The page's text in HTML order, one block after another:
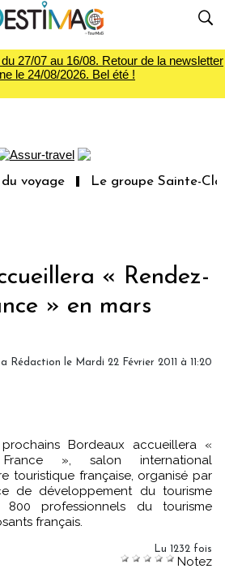
27/07 au 16/08. Retour de la newsletter
le 24/08/2026. Bel été !
voyage Le groupe Sainte-
« Rendez-
» en mars
Rédaction le Mardi 22 Février 2011 à 11:20
», salon international
touristique française, organisé par
de développement du tourisme
800 professionnels du tourisme
français.
Lu 1232 fois
Notez